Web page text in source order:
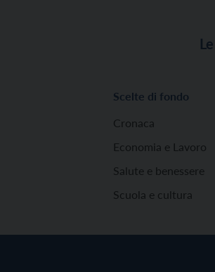
Scelte di fondo
Cronaca
Economia e Lavoro
Salute e benessere
Scuola e cultura